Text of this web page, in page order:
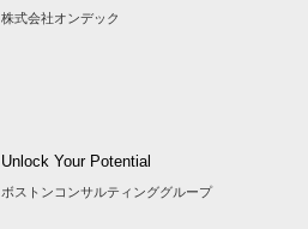
株式会社オンデック
Unlock Your Potential
ボストンコンサルティンググループ